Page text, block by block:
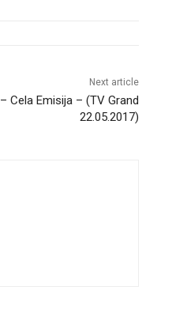
Next article
Cela Emisija – (TV Grand
22.05.2017)